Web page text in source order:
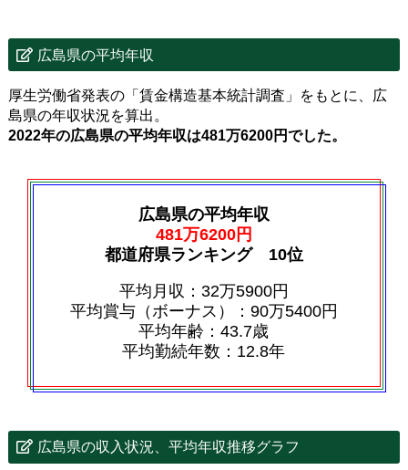
広島県の平均年収
厚生労働省発表の「賃金構造基本統計調査」をもとに、広
島県の年収状況を算出。
2022年の広島県の平均年収は481万6200円でした。
広島県の平均年収
481万6200円
都道府県ランキング 10位
平均月収：32万5900円
平均賞与（ボーナス）：90万5400円
平均年齢：43.7歳
平均勤続年数：12.8年
広島県の収入状況、平均年収推移グラフ